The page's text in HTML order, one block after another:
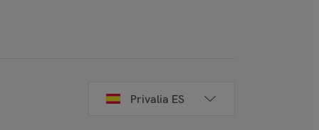
Privalia ES